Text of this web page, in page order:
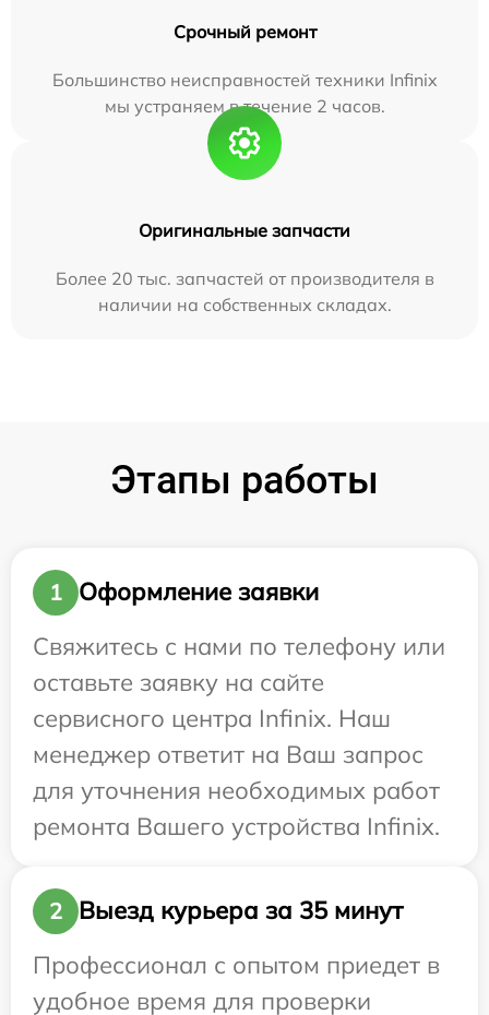
Срочный ремонт
Большинство неисправностей техники Infinix
мы устраняем в течение 2 часов.
Оригинальные запчасти
Более 20 тыс. запчастей от производителя в
наличии на собственных складах.
Этапы работы
1
Оформление заявки
Свяжитесь с нами по телефону или
оставьте заявку на сайте
сервисного центра Infinix. Наш
менеджер ответит на Ваш запрос
для уточнения необходимых работ
ремонта Вашего устройства Infinix.
2
Выезд курьера за 35 минут
Профессионал с опытом приедет в
удобное время для проверки